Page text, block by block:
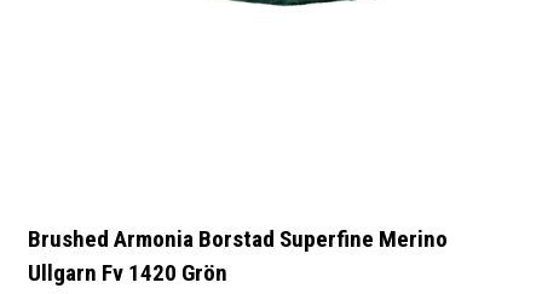
Brushed Armonia Borstad Superfine Merino
Ullgarn Fv 1420 Grön